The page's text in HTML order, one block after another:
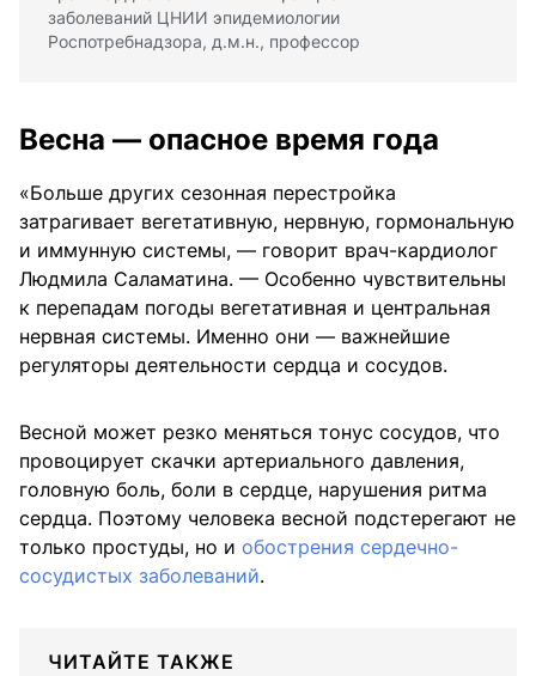
заболеваний ЦНИИ эпидемиологии
Роспотребнадзора, д.м.н., профессор
Весна — опасное время года
«Больше других сезонная перестройка
затрагивает вегетативную, нервную, гормональную
и иммунную системы, — говорит врач-кардиолог
Людмила Саламатина. — Особенно чувствительны
к перепадам погоды вегетативная и центральная
нервная системы. Именно они — важнейшие
регуляторы деятельности сердца и сосудов.
Весной может резко меняться тонус сосудов, что
провоцирует скачки артериального давления,
головную боль, боли в сердце, нарушения ритма
сердца. Поэтому человека весной подстерегают не
только простуды, но и обострения сердечно-
сосудистых заболеваний.
ЧИТАЙТЕ ТАКЖЕ